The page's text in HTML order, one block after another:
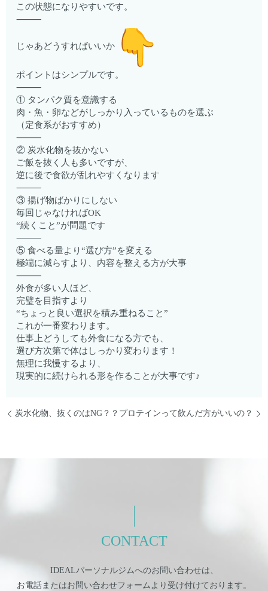
この状態になりやすいです。
⸻
じゃあどうすればいいか
ポイントはシンプルです。
⸻
① タンパク質を意識する
肉・魚・卵などがしっかり入っているものを選ぶ
（定食系がおすすめ）
⸻
② 炭水化物を抜かない
ご飯を抜く人も多いですが、
逆に後で食欲が乱れやすくなります
⸻
③ 揚げ物ばかりにしない
毎回じゃなければOK
“続くこと”が問題です
⸻
⑤ 食べる量より“選び方”を変える
極端に減らすより、内容を整える方が大事
⸻
外食が多い人ほど、
完璧を目指すより
“ちょっと良い選択を積み重ねること”
これが一番変わります。
仕事上どうしても外食になる方でも、
選び方次第で体はしっかり変わります！
無理に我慢するより、
現実的に続けられる形を作ることが大事です♪
炭水化物、抜くのはNG？？ プロテインって飲んだ方がいいの？
CONTACT
IDEALパーソナルジムへのお問い合わせは、
お電話またはお問い合わせフォームより 受け付けております。